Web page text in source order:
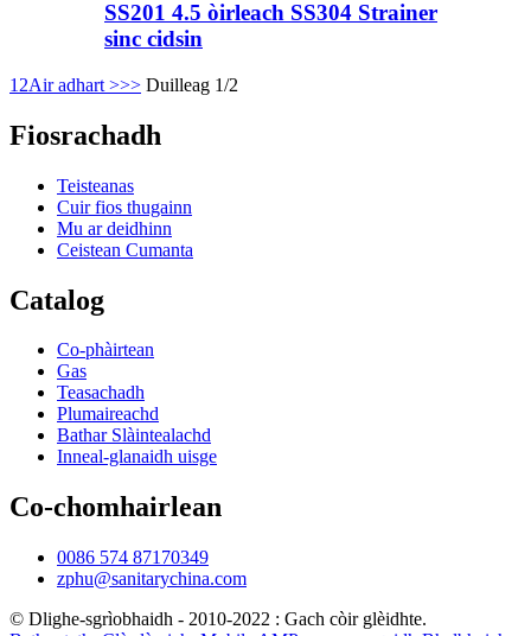
SS201 4.5 òirleach SS304 Strainer
sinc cidsin
1 2Air adhart >>> Duilleag 1/2
Fiosrachadh
Teisteanas
Cuir fios thugainn
Mu ar deidhinn
Ceistean Cumanta
Catalog
Co-phàirtean
Gas
Teasachadh
Plumaireachd
Bathar Slàintealachd
Inneal-glanaidh uisge
Co-chomhairlean
0086 574 87170349
zphu@sanitarychina.com
© Dlighe-sgrìobhaidh - 2010-2022 : Gach còir glèidhte.